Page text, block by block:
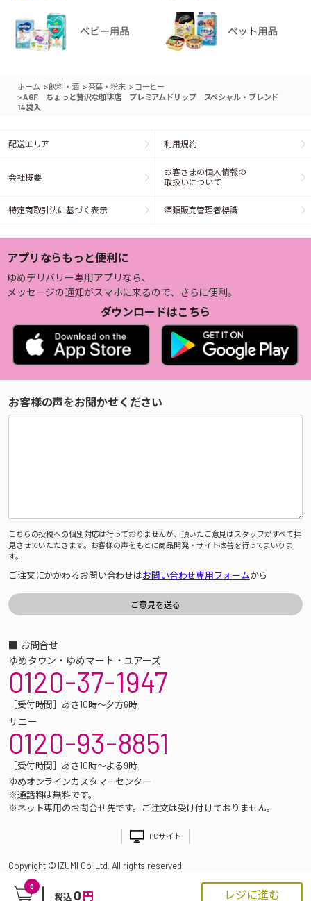
0
税込 0 円 レジに進む
ホーム >飲料・酒 >茶葉・粉末 > コーヒー
>AGF ちょっと贅沢な珈琲店 プレミアムドリップ スペシャル・ブレンド
14袋入
配送エリア 利用規約
会社概要
お客さまの個人情報の
取扱いについて
特定商取引法に基づく表示 酒類販売管理者標識
アプリならもっと便利に
ゆめデリバリー専用アプリなら、
メッセージの通知がスマホに来るので、さらに便利。
ダウンロードはこちら
お客様の声をお聞かせください
こちらの投稿への個別対応は行っておりませんが、頂いたご意見はスタッフがすべて拝
見させていただきます。お客様の声をもとに商品開発・サイト改善を行ってまいりま
す。
ご注文にかかわるお問い合わせはお問い合わせ専用フォームから
■ お問合せ
ゆめタウン・ゆめマート・ユアーズ
0120-37-1947
［受付時間］あさ10時～夕方6時
サニー
0120-93-8851
［受付時間］あさ10時～よる9時
ゆめオンラインカスタマーセンター
※通話料は無料です。
※ネット専用のお問合せ先です。ご注文は受け付けておりません。
PCサイト
Copyright © IZUMI Co.,Ltd. All rights reserved.